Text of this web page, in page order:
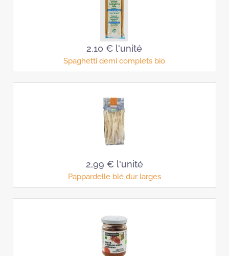
2,10 € l'unité
Spaghetti demi complets bio
2,99 € l'unité
Pappardelle blé dur larges